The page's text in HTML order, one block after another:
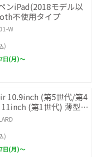
ンiPad(2018モデル以
不使用タイプ
W
)
日(月)～
10.9inch (第5世代/第4
(第1世代) 薄型
ケース PRIME レッ
)
日(月)～